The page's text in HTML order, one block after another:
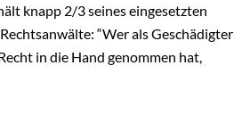
knapp 2/3 seines eingesetzten
“Wer als Geschädigter
in die Hand genommen hat,